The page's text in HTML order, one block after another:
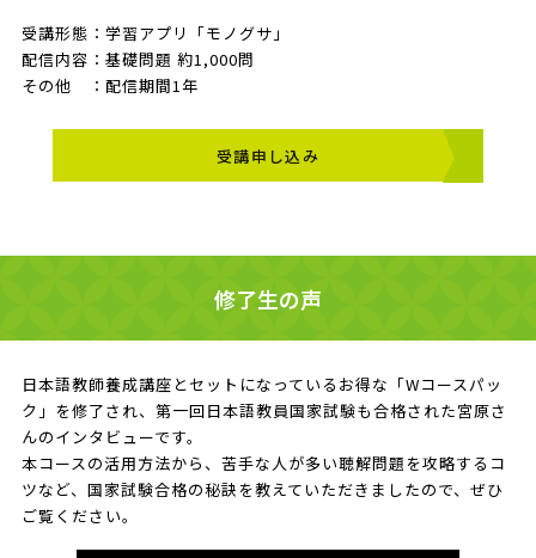
受講形態：学習アプリ「モノグサ」
配信内容：基礎問題 約1,000問
その他 ：配信期間1年
受講申し込み
修了生の声
日本語教師養成講座とセットになっているお得な「Wコースパッ
ク」を修了され、第一回日本語教員国家試験も合格された宮原さ
んのインタビューです。
本コースの活用方法から、苦手な人が多い聴解問題を攻略するコ
ツなど、国家試験合格の秘訣を教えていただきましたので、ぜひ
ご覧ください。